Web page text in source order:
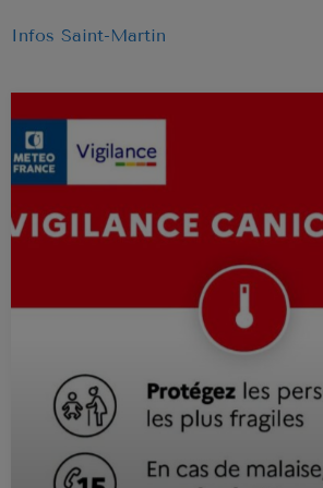
BD
EVENEMENTS
PUBLICITÉ
EMISSION EN COURS
Infos Saint-Martin